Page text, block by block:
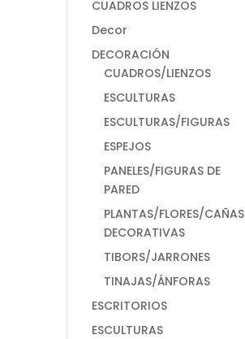
CUADROS LIENZOS
Decor
DECORACIÓN
CUADROS/LIENZOS
ESCULTURAS
ESCULTURAS/FIGURAS
ESPEJOS
PANELES/FIGURAS DE
PARED
PLANTAS/FLORES/CAÑAS
DECORATIVAS
TIBORS/JARRONES
TINAJAS/ÁNFORAS
ESCRITORIOS
ESCULTURAS